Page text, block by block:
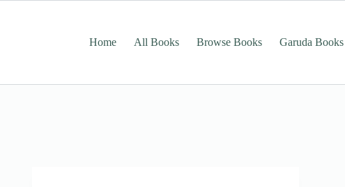
Home
All Books Browse Books Garuda Books